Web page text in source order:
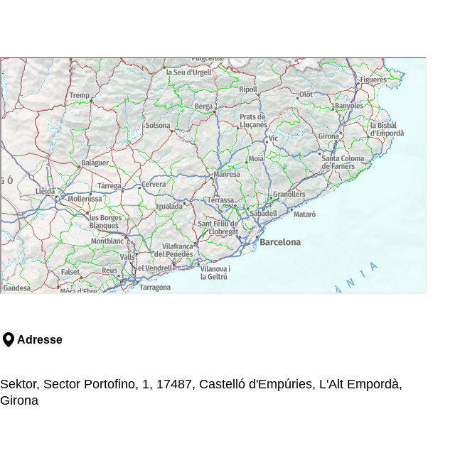
Adresse
Sektor, Sector Portofino, 1, 17487, Castelló d'Empúries, L'Alt Empordà,
Girona